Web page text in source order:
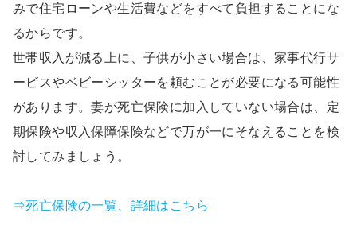
みで住宅ローンや生活費などをすべて負担することにな
るからです。
世帯収入が減る上に、子供が小さい場合は、家事代行サ
ービスやベビーシッターを頼むことが必要になる可能性
があります。妻が死亡保険に加入していない場合は、定
期保険や収入保障保険などで万が一にそなえることを検
討してみましょう。
⇒死亡保険の一覧、詳細はこちら